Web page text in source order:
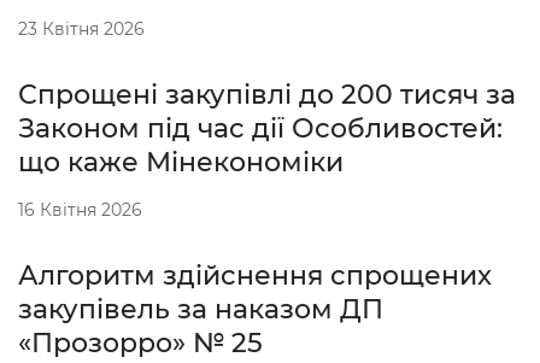
23 Квітня 2026
Спрощені закупівлі до 200 тисяч за
Законом під час дії Особливостей:
що каже Мінекономіки
16 Квітня 2026
Алгоритм здійснення спрощених
закупівель за наказом ДП
«Прозорро» № 25